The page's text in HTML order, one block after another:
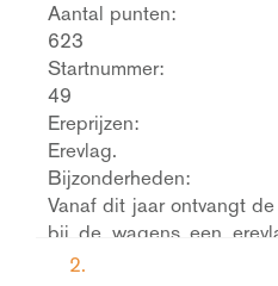
Aantal punten:
623
Startnummer:
49
Ereprijzen:
Erevlag.
Bijzonderheden:
Vanaf dit jaar ontvangt
bij de wagens een
genoemd.
2.